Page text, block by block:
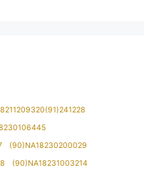
(90)NA18230200029
(90)NA18231003214